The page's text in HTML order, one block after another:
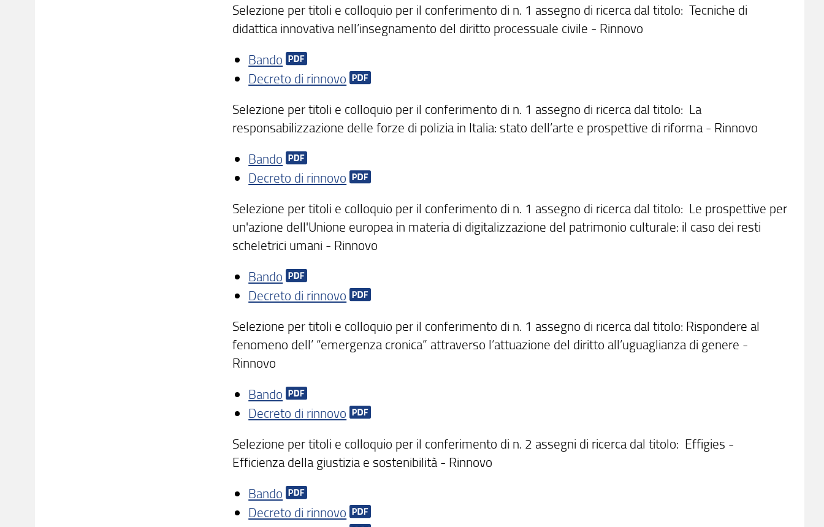
Selezione per titoli e colloquio per il conferimento di n. 1 assegno di ricerca dal titolo: Tecniche di
didattica innovativa nell’insegnamento del diritto processuale civile - Rinnovo
Bando
Decreto di rinnovo
Selezione per titoli e colloquio per il conferimento di n. 1 assegno di ricerca dal titolo: La
responsabilizzazione delle forze di polizia in Italia: stato dell’arte e prospettive di riforma - Rinnovo
Bando
Decreto di rinnovo
Selezione per titoli e colloquio per il conferimento di n. 1 assegno di ricerca dal titolo: Le prospettive per
un'azione dell'Unione europea in materia di digitalizzazione del patrimonio culturale: il caso dei resti
scheletrici umani - Rinnovo
Bando
Decreto di rinnovo
Selezione per titoli e colloquio per il conferimento di n. 1 assegno di ricerca dal titolo: Rispondere al
fenomeno dell’ “emergenza cronica” attraverso l’attuazione del diritto all’uguaglianza di genere -
Rinnovo
Bando
Decreto di rinnovo
Selezione per titoli e colloquio per il conferimento di n. 2 assegni di ricerca dal titolo: Effigies -
Efficienza della giustizia e sostenibilità - Rinnovo
Bando
Decreto di rinnovo